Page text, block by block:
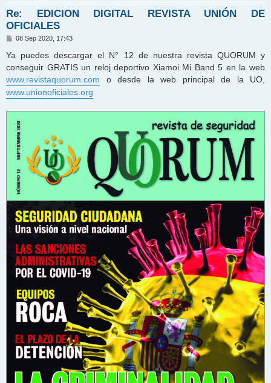
Re: EDICION DIGITAL REVISTA UNIÓN DE
OFICIALES
M
n
a
j
e
08 Sep 2020, 17:43
Ya puedes descargar el N° 12 de nuestra revista QUORUM y
conseguir GRATIS un reloj deportivo Xiamoi Mi Band 5 en la web
www.revistaquorum.com o desde la web principal de la UO,
www.unionoficiales.org